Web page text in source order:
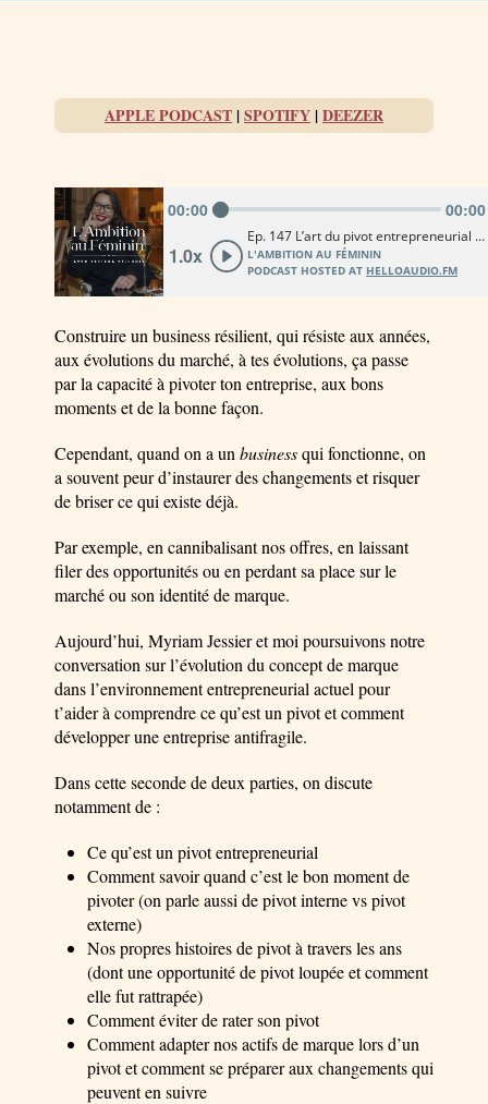
APPLE PODCAST |SPOTIFY |DEEZER
Construire un business résilient, qui résiste aux années,
aux évolutions du marché, à tes évolutions, ça passe
par la capacité à pivoter ton entreprise, aux bons
moments et de la bonne façon.
Cependant, quand on a un businessqui fonctionne, on
a souvent peur d’instaurer des changements et risquer
de briser ce qui existe déjà.
Par exemple, en cannibalisant nos offres, en laissant
filer des opportunités ou en perdant sa place sur le
marché ou son identité de marque.
Aujourd’hui, Myriam Jessier et moi poursuivons notre
conversation sur l’évolution du concept de marque
dans l’environnement entrepreneurial actuel pour
t’aider à comprendre ce qu’est un pivot et comment
développer une entreprise antifragile.
Dans cette seconde de deux parties, on discute
notamment de :
Ce qu’est un pivot entrepreneurial
Comment savoir quand c’est le bon moment de
pivoter (on parle aussi de pivot interne vs pivot
externe)
Nos propres histoires de pivot à travers les ans
(dont une opportunité de pivot loupée et comment
elle fut rattrapée)
Comment éviter de rater son pivot
Comment adapter nos actifs de marque lors d’un
pivot et comment se préparer aux changements qui
peuvent en suivre